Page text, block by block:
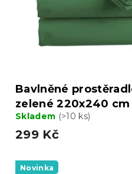
Bavlněné
zelené 220x240 cm
Skladem (>10 ks)
299 Kč
Novinka